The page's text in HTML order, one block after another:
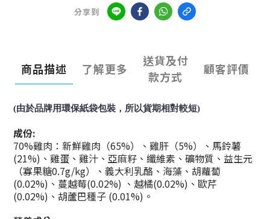
分享到
商品描述 了解更多
送貨及付
款方式
顧客評價
(由於品牌用環保紙袋包裝，所以貨期相對較短)
成份:
70%雞肉：新鮮雞肉（65%）、雞肝（5%）、馬鈴薯
(21%)、雞蛋、雞汁、亞麻籽、纖維素、礦物質、益生元
（寡果糖0.7g/kg）、義大利乳酪、海藻、胡蘿蔔
(0.02%)、蔓越莓(0.02%) 、越橘(0.02%)、歐芹
(0.02%)、胡蘆巴種子 (0.01%)。